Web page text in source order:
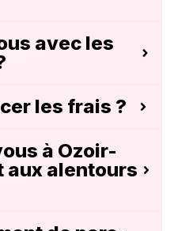
avec les
les frais ?
à Ozoir-
aux alentours